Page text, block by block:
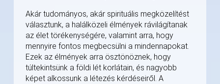
Akár tudományos, akár spirituális megközelítést
választunk, a halálközeli élmények rávilágítanak
az élet törékenységére, valamint arra, hogy
mennyire fontos megbecsülni a mindennapokat.
Ezek az élmények arra ösztönöznek, hogy
túltekintsünk a földi lét korlátain, és nagyobb
képet alkossunk a létezés kérdéseiről. A